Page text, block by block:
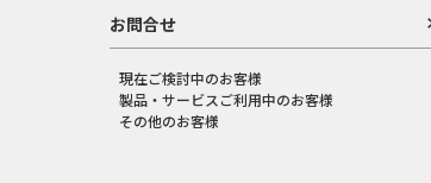
お問合せ
現在ご検討中のお客様
製品・サービスご利用中のお客様
その他のお客様